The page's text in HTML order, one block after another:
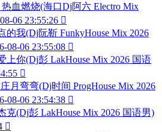
血燃烧(海口Dj阿六 Electro Mix
06 23:55:26 
的我(Dj阮靳 FunkyHouse Mix 2026
08-06 23:55:08 
上你(Dj彭 LakHouse Mix 2026 国语

月弯弯(Dj时间 ProgHouse Mix 2026
08-06 23:54:38 
克(Dj彭 LakHouse Mix 2026 国语男)
